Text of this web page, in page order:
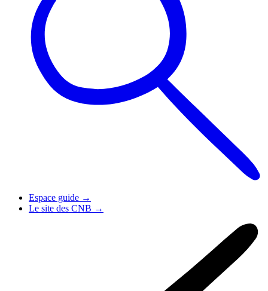
Espace guide →
Le site des CNB →